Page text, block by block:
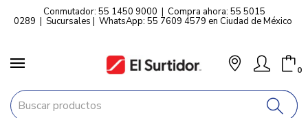
Conmutador: 55 1450 9000 | Compra ahora: 55 5015
0289 | Sucursales | WhatsApp: 55 7609 4579 en Ciudad de México
0